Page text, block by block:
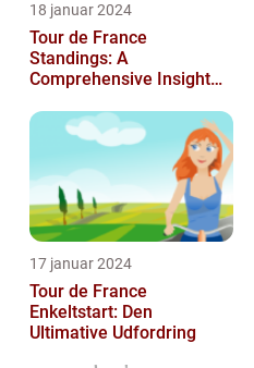
18 januar 2024
Tour de France
Standings: A
Comprehensive Insight
Race
17 januar 2024
Tour de France
Enkeltstart: Den
Ultimative Udfordring